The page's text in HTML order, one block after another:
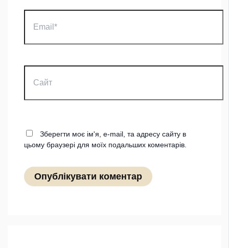
Зберегти моє ім'я, e-mail, та адресу сайту в
цьому браузері для моїх подальших коментарів.